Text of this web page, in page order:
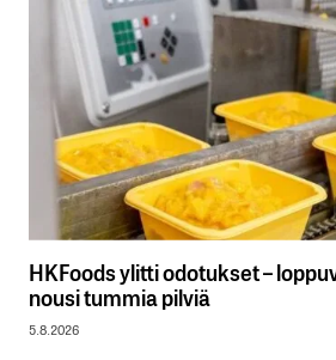
HKFoods ylitti odotukset –
nousi tummia pilviä
5.8.2026